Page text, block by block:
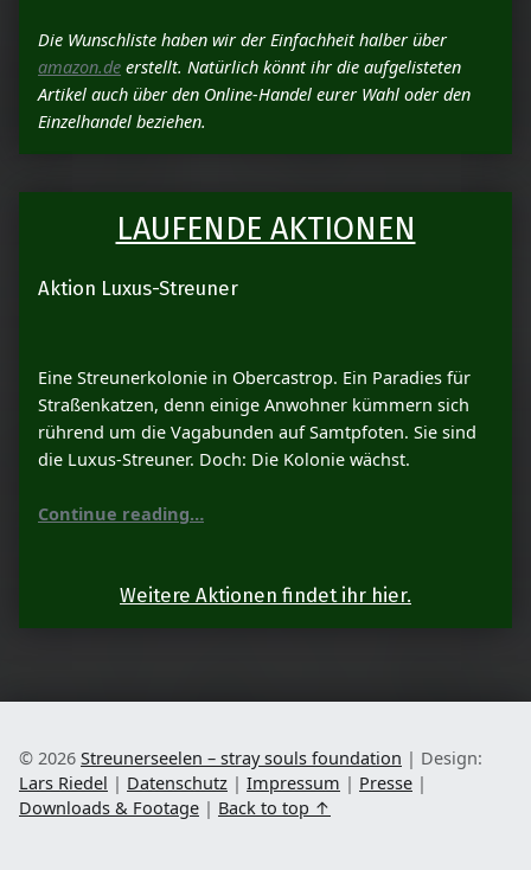
Die Wunschliste haben wir der Einfachheit halber über
amazon.de erstellt. Natürlich könnt ihr die aufgelisteten
Artikel auch über den Online-Handel eurer Wahl oder den
Einzelhandel beziehen.
LAUFENDE AKTIONEN
Aktion Luxus-Streuner
Eine Streunerkolonie in Obercastrop. Ein Paradies für
Straßenkatzen, denn einige Anwohner kümmern sich
rührend um die Vagabunden auf Samtpfoten. Sie sind
die Luxus-Streuner. Doch: Die Kolonie wächst.
Continue reading…
Weitere Aktionen findet ihr hier.
© 2026 Streunerseelen – stray souls foundation | Design:
Lars Riedel | Datenschutz | Impressum | Presse |
Downloads & Footage | Back to top ↑